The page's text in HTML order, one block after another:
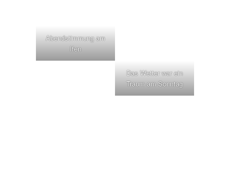
Abendstimmung am
Ifen
Das Wetter war ein
Traum am Sonntag